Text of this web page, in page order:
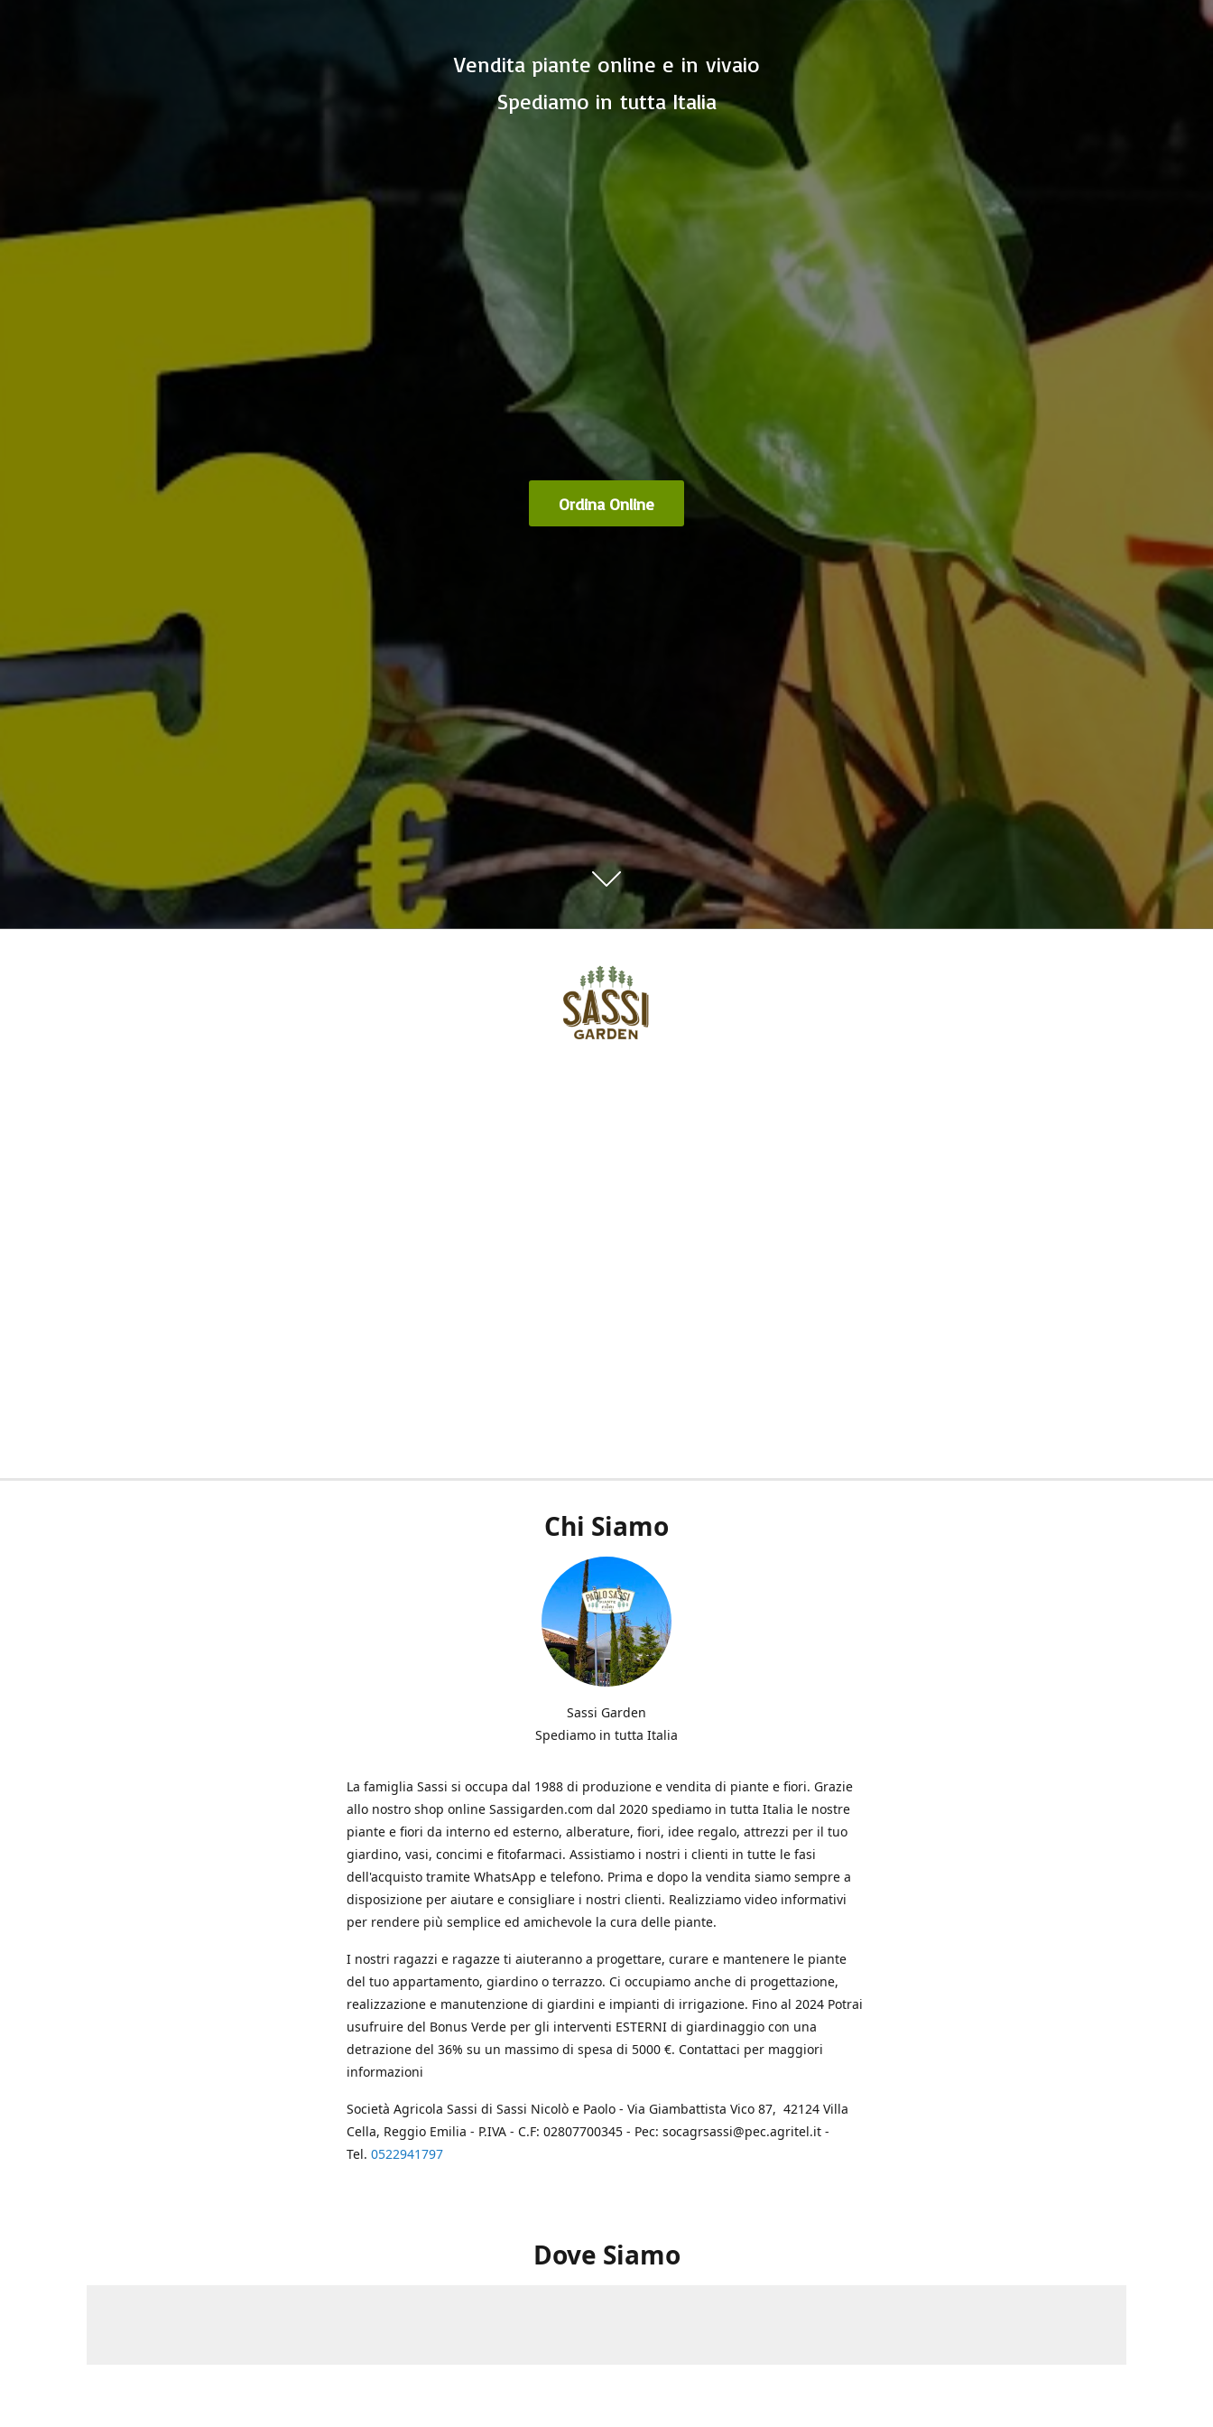
Vendita piante online e in vivaio
Spediamo in tutta Italia
Ordina Online
Chi Siamo
Sassi Garden
Spediamo in tutta Italia
La famiglia Sassi si occupa dal 1988 di produzione e vendita di piante e fiori. Grazie
allo nostro shop online Sassigarden.com dal 2020 spediamo in tutta Italia le nostre
piante e fiori da interno ed esterno, alberature, fiori, idee regalo, attrezzi per il tuo
giardino, vasi, concimi e fitofarmaci. Assistiamo i nostri i clienti in tutte le fasi
dell'acquisto tramite WhatsApp e telefono. Prima e dopo la vendita siamo sempre a
disposizione per aiutare e consigliare i nostri clienti. Realizziamo video informativi
per rendere più semplice ed amichevole la cura delle piante.
I nostri ragazzi e ragazze ti aiuteranno a progettare, curare e mantenere le piante
del tuo appartamento, giardino o terrazzo. Ci occupiamo anche di progettazione,
realizzazione e manutenzione di giardini e impianti di irrigazione. Fino al 2024 Potrai
usufruire del Bonus Verde per gli interventi ESTERNI di giardinaggio con una
detrazione del 36% su un massimo di spesa di 5000 €. Contattaci per maggiori
informazioni
Società Agricola Sassi di Sassi Nicolò e Paolo - Via Giambattista Vico 87, 42124 Villa
Cella, Reggio Emilia - P.IVA - C.F: 02807700345 - Pec: socagrsassi@pec.agritel.it -
Tel. 0522941797
Dove Siamo